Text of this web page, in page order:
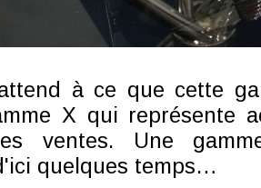
à ce que cette
X qui représente
ventes. Une
quelques temps…